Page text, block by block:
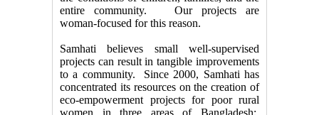
entire community. Our projects are
woman-focused for this reason.
Samhati believes small well-supervised
projects can result in tangible improvements
to a community. Since 2000, Samhati has
concentrated its resources on the creation of
eco-empowerment projects for poor rural
women in three areas of Bangladesh: